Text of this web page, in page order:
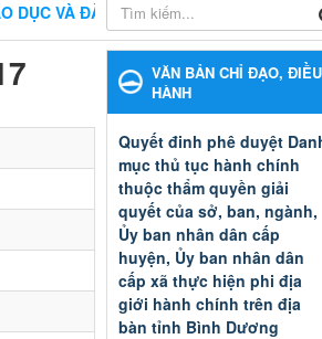
ĐÀO TẠO THÀNH PHỐ BẾN CÁT
VĂN BẢN CHỈ ĐẠO, ĐIỀU
HÀNH
Quyết đinh phê duyệt
mục thủ tục hành chính
thuộc thẩm quyền giải
quyết của sở, ban, ngành,
Ủy ban nhân dân cấp
huyện, Ủy ban nhân dân
cấp xã thực hiện phi địa
giới hành chính trên địa
bàn tỉnh Bình Dương